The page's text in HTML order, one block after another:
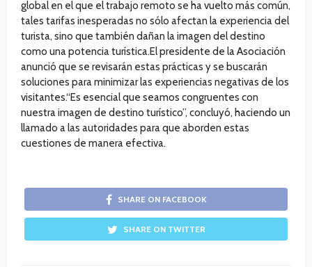
global en el que el trabajo remoto se ha vuelto más común,
tales tarifas inesperadas no sólo afectan la experiencia del
turista, sino que también dañan la imagen del destino
como una potencia turística.El presidente de la Asociación
anunció que se revisarán estas prácticas y se buscarán
soluciones para minimizar las experiencias negativas de los
visitantes.“Es esencial que seamos congruentes con
nuestra imagen de destino turístico”, concluyó, haciendo un
llamado a las autoridades para que aborden estas
cuestiones de manera efectiva.
SHARE ON FACEBOOK
SHARE ON TWITTER